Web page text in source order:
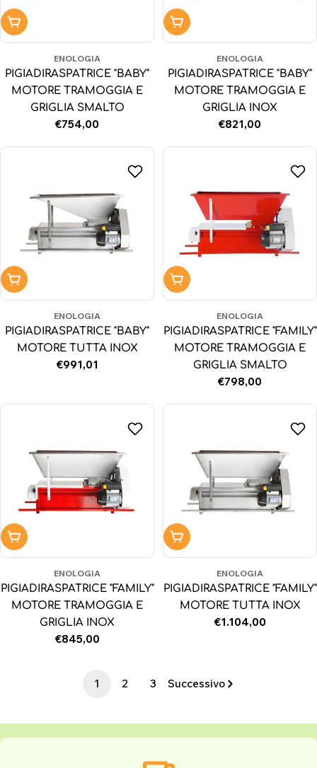
Aggiungi al carrello
ENOLOGIA
PIGIADIRASPATRICE "BABY"
MOTORE TRAMOGGIA E
GRIGLIA SMALTO
Prezzo
€754,00
Aggiungi al carrello
ENOLOGIA
PIGIADIRASPATRICE "BABY"
MOTORE TRAMOGGIA E
GRIGLIA INOX
Prezzo
€821,00
Aggiungi al carrello
ENOLOGIA
PIGIADIRASPATRICE "BABY"
MOTORE TUTTA INOX
Prezzo
€991,01
Aggiungi al carrello
ENOLOGIA
PIGIADIRASPATRICE "FAMILY"
MOTORE TRAMOGGIA E
GRIGLIA SMALTO
Prezzo
€798,00
Aggiungi al carrello
ENOLOGIA
PIGIADIRASPATRICE "FAMILY"
MOTORE TRAMOGGIA E
GRIGLIA INOX
Prezzo
€845,00
Aggiungi al carrello
ENOLOGIA
PIGIADIRASPATRICE "FAMILY"
MOTORE TUTTA INOX
Prezzo
€1.104,00
1 2 3 Successivo